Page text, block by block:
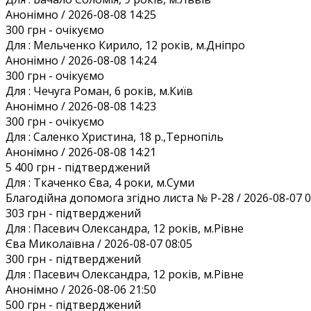
Анонiмно / 2026-08-08 14:25
300 грн - очікуємо
Для : Мельченко Кирило, 12 років, м.Дніпро
Анонiмно / 2026-08-08 14:24
300 грн - очікуємо
Для : Чечуга Роман, 6 років, м.Київ
Анонiмно / 2026-08-08 14:23
300 грн - очікуємо
Для : Саленко Христина, 18 р.,Тернопіль
Анонiмно / 2026-08-08 14:21
5 400 грн - підтверджений
Для : Ткаченко Єва, 4 роки, м.Суми
Благодiйна допомога згiдно листа № Р-28 / 2026-08-07
303 грн - підтверджений
Для : Пасевич Олександра, 12 років, м.Рівне
Єва Миколаївна / 2026-08-07 08:05
300 грн - підтверджений
Для : Пасевич Олександра, 12 років, м.Рівне
Анонiмно / 2026-08-06 21:50
500 грн - підтверджений